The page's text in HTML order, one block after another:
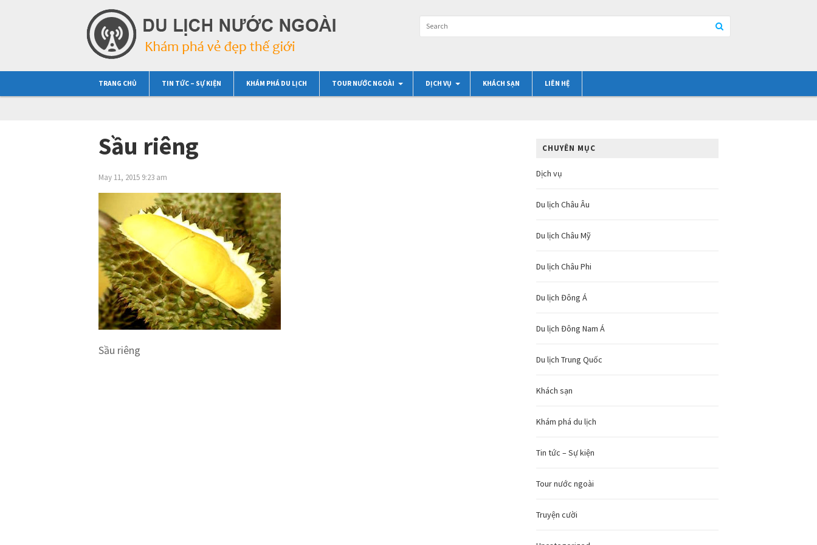
TRANG CHỦ TIN TỨC – SỰ KIỆN KHÁM PHÁ DU LỊCH TOUR NƯỚC NGOÀI DỊCH VỤ KHÁCH SẠN LIÊN HỆ
Sầu riêng
May 11, 2015 9:23 am
Sầu riêng
CHUYÊN MỤC
Dịch vụ
Du lịch Châu Âu
Du lịch Châu Mỹ
Du lịch Châu Phi
Du lịch Đông Á
Du lịch Đông Nam Á
Du lịch Trung Quốc
Khách sạn
Khám phá du lịch
Tin tức – Sự kiện
Tour nước ngoài
Truyện cười